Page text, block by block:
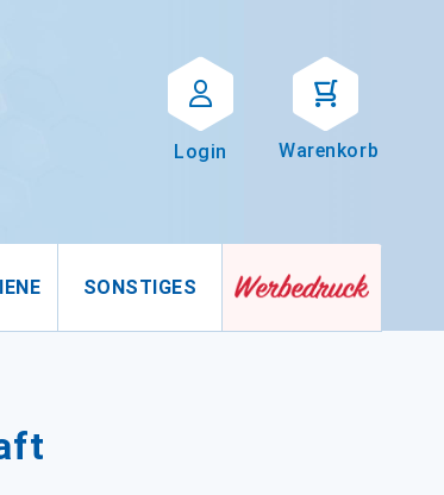
Login Warenkorb
SONSTIGES